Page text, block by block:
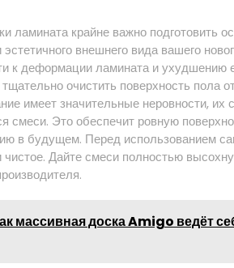
ламината крайне важно подготовить
эстетичного внешнего вида вашего
к деформации ламината и ухудшению
очистить поверхность пола
имеет значительные неровности,
Это обеспечит ровную
в будущем. Перед использованием
чистое. Дайте смеси полностью
массивная доска Amigo ведёт